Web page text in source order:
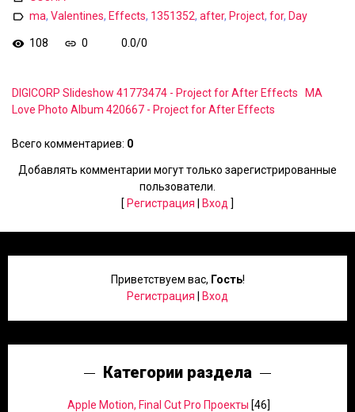
ma, Valentines, Effects, 1351352, after, Project, for, Day
108 0 0.0/0
DIGICORP Slideshow 41773474 - Project for After Effects
MA
Love Photo Album 420667 - Project for After Effects
Всего комментариев: 0
Добавлять комментарии могут только зарегистрированные
пользователи.
[ Регистрация Вход ]
Приветствуем вас, Гость!
Регистрация
Вход
Категории раздела
Apple Motion, Final Cut Pro Проекты [46]